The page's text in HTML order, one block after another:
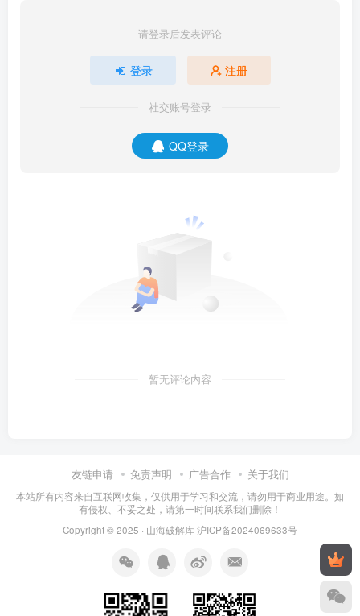
请登录后发表评论
登录 注册
社交账号登录
QQ登录
暂无评论内容
友链申请 免责声明 广告合作 关于我们
本站所有内容来自互联网收集，仅供用于学习和交流，请勿用于商业用途。如
有侵权、不妥之处，请第一时间联系我们删除！
Copyright © 2025 · 山海破解库沪ICP备2024069633号